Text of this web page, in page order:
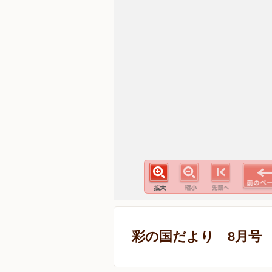
彩の国だより 8月号